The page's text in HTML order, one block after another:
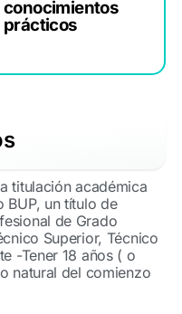
conocimientos
prácticos
titulación académica
BUP, un título de
de Grado
Superior, Técnico
-Tener 18 años ( o
natural del comienzo